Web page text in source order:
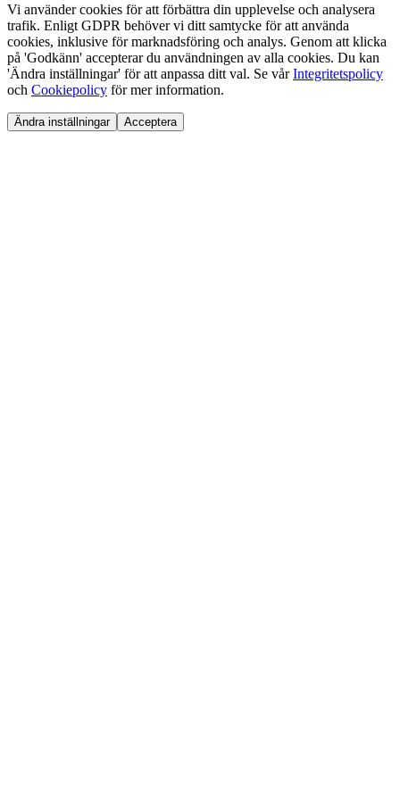
Vi använder cookies för att förbättra din upplevelse och analysera
trafik. Enligt GDPR behöver vi ditt samtycke för att använda
cookies, inklusive för marknadsföring och analys. Genom att klicka
på 'Godkänn' accepterar du användningen av alla cookies. Du kan
'Ändra inställningar' för att anpassa ditt val. Se vårIntegritetspolicy
och Cookiepolicy för mer information.
Ändra inställningar Acceptera